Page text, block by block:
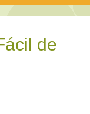
de